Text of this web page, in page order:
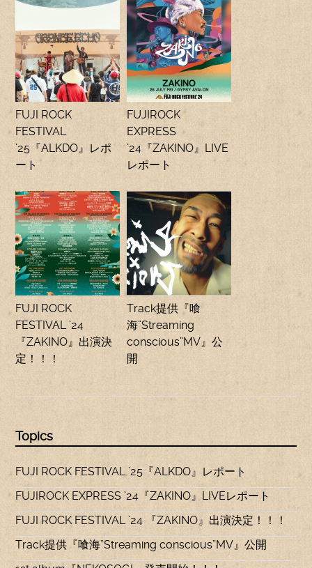
FUJI ROCK
FESTIVAL
’25『ALKDO』レポ
ート
FUJIROCK
EXPRESS
’24『ZAKINO』LIVE
レポート
FUJI ROCK
FESTIVAL ’24
『ZAKINO』出演決
定！！！
Track提供『喰
海”Streaming
conscious”MV』公
開
Topics
FUJI ROCK FESTIVAL ’25『ALKDO』レポート
FUJIROCK EXPRESS ’24『ZAKINO』LIVEレポート
FUJI ROCK FESTIVAL ’24 『ZAKINO』出演決定！！！
Track提供『喰海”Streaming conscious”MV』公開